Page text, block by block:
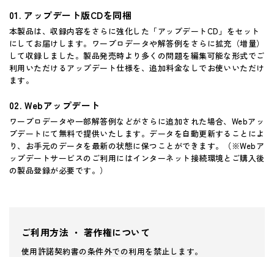
アップデート版CDを同梱
本製品は、収録内容をさらに強化した「アップデートCD」をセット
にしてお届けします。ワープロデータや解答例をさらに拡充（増量）
して収録しました。製品発売時より多くの問題を編集可能な形式でご
利用いただけるアップデート仕様を、追加料金なしでお使いいただけ
ます。
Webアップデート
ワープロデータや一部解答例などがさらに追加された場合、Webアッ
プデートにて無料で提供いたします。データを自動更新することによ
り、お手元のデータを最新の状態に保つことができます。（※Webア
ップデートサービスのご利用にはインターネット接続環境とご購入後
の製品登録が必要です。）
ご利用方法 ・ 著作権について
使用許諾契約書の条件外での利用を禁止します。